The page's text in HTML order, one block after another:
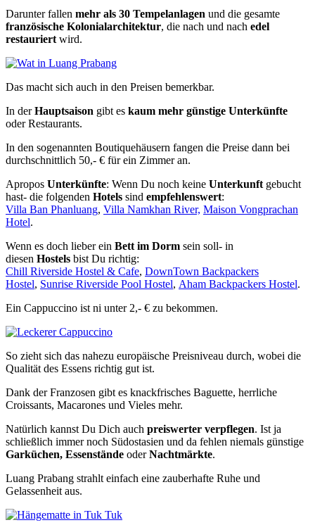
Darunter fallen mehr als 30 Tempelanlagen und die gesamte
französische Kolonialarchitektur, die nach und nach edel
restauriert wird.
Das macht sich auch in den Preisen bemerkbar.
In derHauptsaison gibt es kaum mehr günstige Unterkünfte
oder Restaurants.
In den sogenannten Boutiquehäusern fangen die Preise dann bei
durchschnittlich 50,- € für ein Zimmer an.
Apropos Unterkünfte: Wenn Du noch keine Unterkunft gebucht
hast- die folgenden Hotels sind empfehlenswert:
Villa Ban Phanluang, Villa Namkhan River, Maison Vongprachan
Hotel.
Wenn es doch lieber ein Bett im Dorm sein soll- in
diesen Hostels bist Du richtig:
Chill Riverside Hostel & Cafe, DownTown Backpackers
Hostel, Sunrise Riverside Pool Hostel, Aham Backpackers Hostel.
Ein Cappuccino ist ni unter 2,- € zu bekommen.
So zieht sich das nahezu europäische Preisniveau durch, wobei die
Qualität des Essens richtig gut ist.
Dank der Franzosen gibt es knackfrisches Baguette, herrliche
Croissants, Macarones und Vieles mehr.
Natürlich kannst Du Dich auch preiswerter verpflegen. Ist ja
schließlich immer noch Südostasien und da fehlen niemals günstige
Garküchen, Essenstände oderNachtmärkte.
Luang Prabang strahlt einfach eine zauberhafte Ruhe und
Gelassenheit aus.